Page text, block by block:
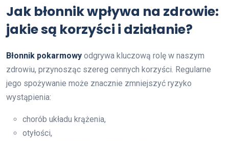
Jak błonnik wpływa na zdrowie:
jakie są korzyści i działanie?
Błonnik pokarmowy odgrywa kluczową rolę w naszym
zdrowiu, przynosząc szereg cennych korzyści. Regularne
jego spożywanie może znacznie zmniejszyć ryzyko
wystąpienia:
chorób układu krążenia,
otyłości,